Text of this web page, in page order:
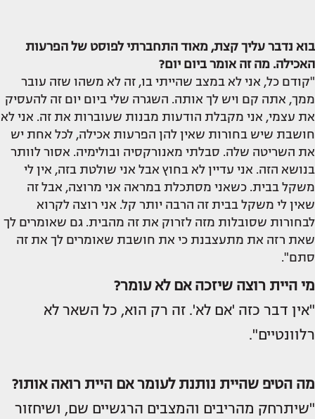
בוא נדבר עליך קצת, מאוד התחברתי לפוסט של הפרעות
האכילה. מה זה אומר ביום יום?
"קודם כל, אני לא במצב שהייתי בו, זה לא משהו שזה עובר
ממך, אתה קם ויש לך אותה. השגרה שלי ביום יום זה להעסיק
את עצמי, אני מקבלת הודעות מבנות שעוברות את זה. אני לא
חושבת שיש בחורות שאין להן הפרעות אכילה, לכל אחת יש
את השריטה שלה. סבלתי מאנורקסיה ובולימיה. אסור לוותר
בנושא הזה. אני עדיין לא בחוץ אבל אני שולטת בזה, אין לי
משקל בבית. כשאני מסתכלת במראה אני מרוצה, אבל זה
שאין לי משקל בבית זה הרבה יותר קל. אני רוצה לקרוא
לבחורות שסובלות מזה לזרוק את זה מהבית. גם שאומרים לך
שאת רזה את מתעצבנת כי את חושבת שאומרים לך את זה
סתם".
מי היית רוצה שיזכה אם לא עומר?
"אין דבר כזה 'אם לא'. זה רק הוא, כל השאר לא
רלוונטיים".
מה הטיפ שהיית נותנת לעומר אם היית רואה אותו?
"שיתרחק מהריבים והמצבים הרגשיים שם, ושיחזור